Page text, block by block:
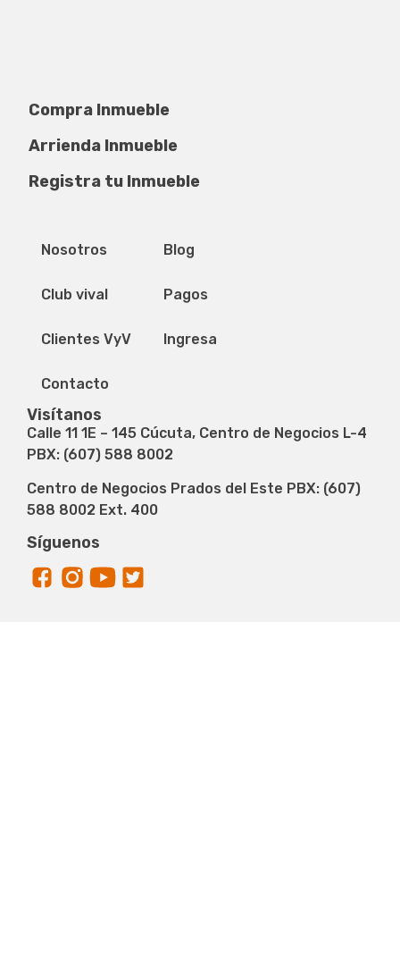
Compra Inmueble
Arrienda Inmueble
Registra tu Inmueble
Nosotros
Club vival
Clientes VyV
Contacto
Blog
Pagos
Ingresa
Visítanos
Calle 11 1E – 145 Cúcuta, Centro de Negocios L-4
PBX: (607) 588 8002
Centro de Negocios Prados del Este PBX: (607)
588 8002 Ext. 400
Síguenos